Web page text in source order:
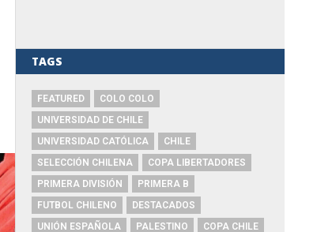
TAGS
FEATURED
COLO COLO
UNIVERSIDAD DE CHILE
UNIVERSIDAD CATÓLICA
CHILE
SELECCIÓN CHILENA
COPA LIBERTADORES
PRIMERA DIVISIÓN
PRIMERA B
FUTBOL CHILENO
DESTACADOS
UNIÓN ESPAÑOLA
PALESTINO
COPA CHILE